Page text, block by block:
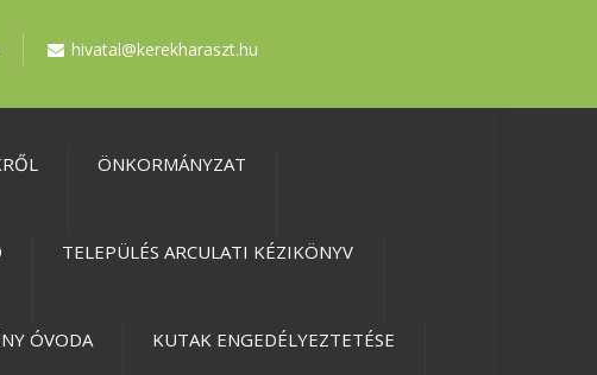
hivatal@kerekharaszt.hu
ÖNKORMÁNYZAT
TELEPÜLÉS ARCULATI KÉZIKÖNYV
ÓVODA KUTAK ENGEDÉLYEZTETÉSE